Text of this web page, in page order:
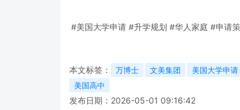
#美国大学申请 #升学规划 #华人家庭 #申请
本文标签： 万博士 文美集团 美国大学申请
美国高中
发布日期：2026-05-01 09:16:42